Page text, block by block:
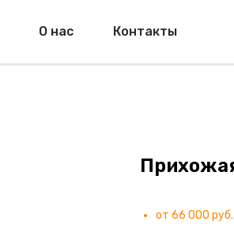
О нас Контакты
от 66 000 руб.